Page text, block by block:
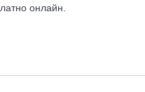
онлайн.